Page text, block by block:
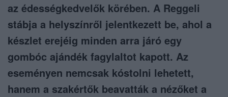
az édességkedvelők körében. A Reggeli
stábja a helyszínről jelentkezett be, ahol a
készlet erejéig minden arra járó egy
gombóc ajándék fagylaltot kapott. Az
eseményen nemcsak kóstolni lehetett,
hanem a szakértők beavatták a nézőket a